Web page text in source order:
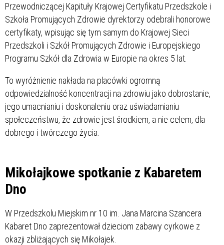
Przewodniczącej Kapituły Krajowej Certyfikatu Przedszkole i
Szkoła Promujących Zdrowie dyrektorzy odebrali honorowe
certyfikaty, wpisując się tym samym do Krajowej Sieci
Przedszkoli i Szkół Promujących Zdrowie i Europejskiego
Programu Szkół dla Zdrowia w Europie na okres 5 lat.
To wyróżnienie nakłada na placówki ogromną
odpowiedzialność koncentracji na zdrowiu jako dobrostanie,
jego umacnianiu i doskonaleniu oraz uświadamianiu
społeczeństwu, że zdrowie jest środkiem, a nie celem, dla
dobrego i twórczego życia.
Mikołajkowe spotkanie z Kabaretem
Dno
W Przedszkolu Miejskim nr 10 im. Jana Marcina Szancera
Kabaret Dno zaprezentował dzieciom zabawy cyrkowe z
okazji zbliżających się Mikołajek.